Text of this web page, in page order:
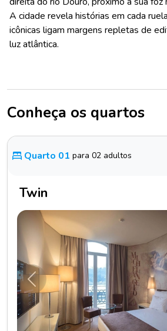
A cidade revela histórias em cada
icônicas ligam margens repletas de
luz atlântica.
Conheça os quartos
Quarto 01 para 02 adultos
Twin
Anterior